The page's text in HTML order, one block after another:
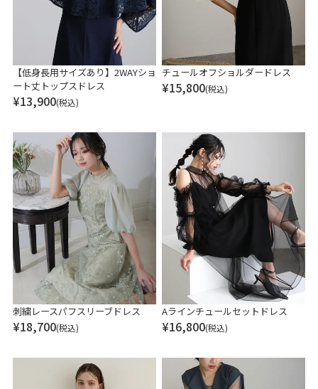
【低身長用サイズあり】2WAYショ
ート丈トップスドレス
¥13,900(税込)
チュールオフショルダードレス
¥15,800(税込)
刺繍レースパフスリーブドレス
¥18,700(税込)
Aラインチュールセットドレス
¥16,800(税込)